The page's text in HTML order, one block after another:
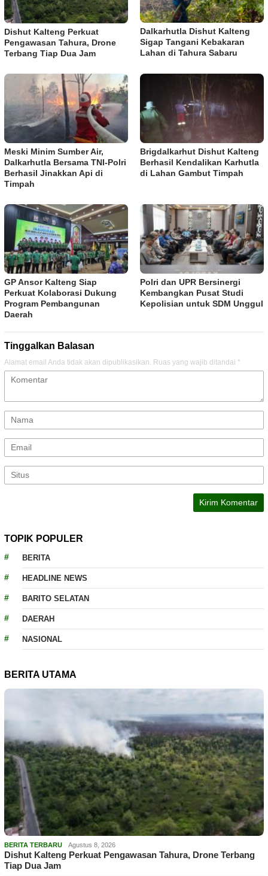
Dishut Kalteng Perkuat
Pengawasan Tahura, Drone
Terbang Tiap Dua Jam
Dalkarhutla Dishut Kalteng
Sigap Tangani Kebakaran
Lahan di Tahura Sabaru
Meski Minim Sumber Air,
Dalkarhutla Bersama TNI-Polri
Berhasil Jinakkan Api di
Timpah
Brigdalkarhut Dishut Kalteng
Berhasil Kendalikan Karhutla
di Lahan Gambut Timpah
GP Ansor Kalteng Siap
Perkuat Kolaborasi Dukung
Program Pembangunan
Daerah
Polri dan UPR Bersinergi
Kembangkan Pusat Studi
Kepolisian untuk SDM Unggul
Tinggalkan Balasan
Alamat email Anda tidak akan dipublikasikan. Ruas yang wajib ditandai *
TOPIK POPULER
BERITA
HEADLINE NEWS
BARITO SELATAN
DAERAH
NASIONAL
BERITA UTAMA
BERITA TERBARU Agustus 8, 2026
Dishut Kalteng Perkuat Pengawasan Tahura, Drone Terbang
Tiap Dua Jam